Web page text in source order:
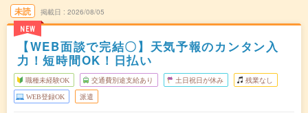
未読
NEW
掲載日 2026/08/05
【WEB面談で完結〇】天気予報のカンタン入
力！短時間OK！日払い
職種未経験OK 交通費別途支給あり 土日祝日が休み 残業なし
WEB登録OK 派遣